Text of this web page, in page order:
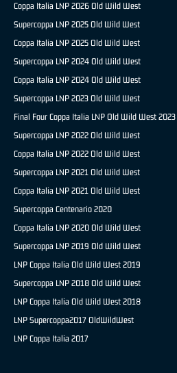
Coppa Italia LNP 2026 Old Wild West
Supercoppa LNP 2025 Old Wild West
Coppa Italia LNP 2025 Old Wild West
Supercoppa LNP 2024 Old Wild West
Coppa Italia LNP 2024 Old Wild West
Supercoppa LNP 2023 Old Wild West
Final Four Coppa Italia LNP Old Wild West 2023
Supercoppa LNP 2022 Old Wild West
Coppa Italia LNP 2022 Old Wild West
Supercoppa LNP 2021 Old Wild West
Coppa Italia LNP 2021 Old Wild West
Supercoppa Centenario 2020
Coppa Italia LNP 2020 Old Wild West
Supercoppa LNP 2019 Old Wild West
LNP Coppa Italia Old Wild West 2019
Supercoppa LNP 2018 Old Wild West
LNP Coppa Italia Old Wild West 2018
LNP Supercoppa2017 OldWildWest
LNP Coppa Italia 2017